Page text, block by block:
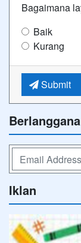
Bagaimana
Baik
Kurang
Submit
Iklan